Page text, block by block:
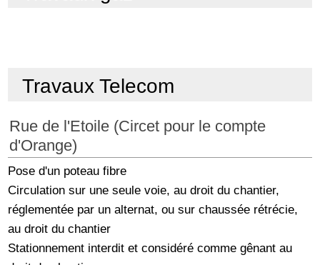
Travaux Telecom
Rue de l'Etoile (Circet pour le compte
d'Orange)
Pose d'un poteau fibre
Circulation sur une seule voie, au droit du chantier,
réglementée par un alternat, ou sur chaussée rétrécie,
au droit du chantier
Stationnement interdit et considéré comme gênant au